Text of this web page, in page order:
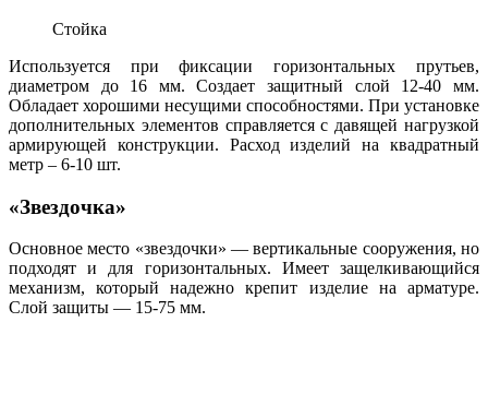
Стойка
Используется при фиксации горизонтальных прутьев,
диаметром до 16 мм. Создает защитный слой 12-40 мм.
Обладает хорошими несущими способностями. При установке
дополнительных элементов справляется с давящей нагрузкой
армирующей конструкции. Расход изделий на квадратный
метр – 6-10 шт.
«Звездочка»
Основное место «звездочки» — вертикальные сооружения, но
подходят и для горизонтальных. Имеет защелкивающийся
механизм, который надежно крепит изделие на арматуре.
Слой защиты — 15-75 мм.